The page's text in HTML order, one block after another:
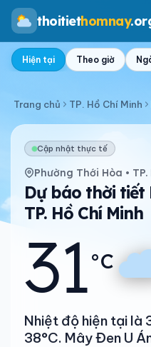
thoitiethomnay
Hiện tại Theo giờ
Trang chủ TP. Hồ Chí Minh
Cập nhật thực tế
Phường Thới Hòa •
Dự báo thời tiết
TP. Hồ Chí Minh
31°C
Nhiệt độ hiện tại là
38°C. Mây Đen U